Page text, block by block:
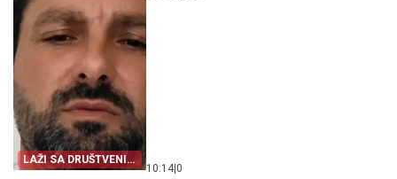
LAŽI SA DRUŠTVENIH
MREŽA
10:14 0